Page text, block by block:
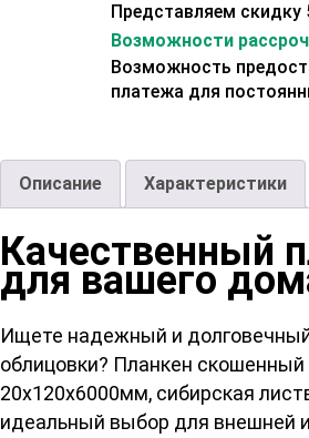
Представляем скидку
Возможности
Возможность
платежа для
Описание Характеристики
Качественный
для вашего
Ищете надежный и долговечный
облицовки? Планкен скошенный
20х120х6000мм, сибирская
идеальный выбор для внешней и